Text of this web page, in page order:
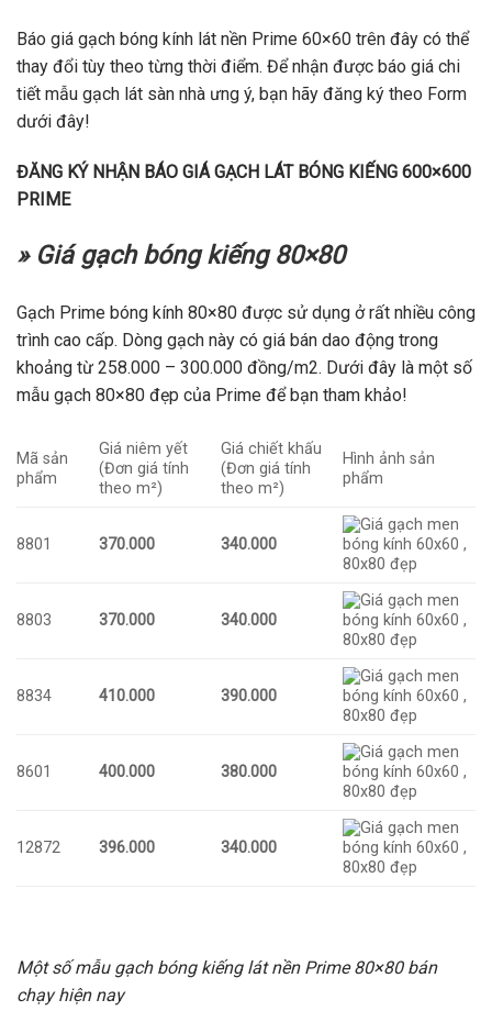
Báo giá gạch bóng kính lát nền Prime 60×60 trên đây có thể
thay đổi tùy theo từng thời điểm. Để nhận được báo giá chi
tiết mẫu gạch lát sàn nhà ưng ý, bạn hãy đăng ký theo Form
dưới đây!
ĐĂNG KÝ NHẬN BÁO GIÁ GẠCH LÁT BÓNG KIẾNG 600×600
PRIME
» Giá gạch bóng kiếng 80×80
Gạch Prime bóng kính 80×80 được sử dụng ở rất nhiều công
trình cao cấp. Dòng gạch này có giá bán dao động trong
khoảng từ 258.000 – 300.000 đồng/m2. Dưới đây là một số
mẫu gạch 80×80 đẹp của Prime để bạn tham khảo!
Mã sản
phẩm
Giá niêm yết
(Đơn giá tính
theo m²)
Giá chiết khấu
(Đơn giá tính
theo m²)
Hình ảnh sản
phẩm
8801 370.000 340.000
8803 370.000 340.000
8834 410.000 390.000
8601 400.000 380.000
12872 396.000 340.000
Một số mẫu gạch bóng kiếng lát nền Prime 80×80 bán
chạy hiện nay